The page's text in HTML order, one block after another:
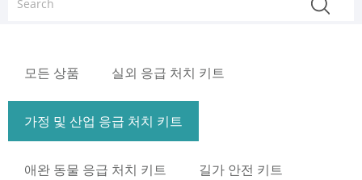
모든 상품 실외 응급 처치 키트
가정 및 산업 응급 처치 키트
애완 동물 응급 처치 키트 길가 안전 키트